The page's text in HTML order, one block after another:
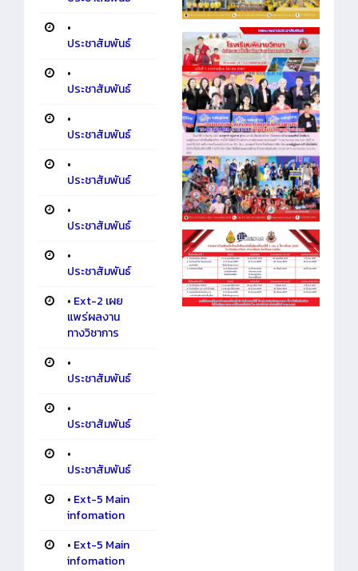
•
ประชาสัมพันธ์
•
ประชาสัมพันธ์
•
ประชาสัมพันธ์
•
ประชาสัมพันธ์
•
ประชาสัมพันธ์
•
ประชาสัมพันธ์
• Ext-2 เผย
แพร่ผลงาน
ทางวิชาการ
•
ประชาสัมพันธ์
•
ประชาสัมพันธ์
•
ประชาสัมพันธ์
• Ext-5 Main
infomation
• Ext-5 Main
infomation